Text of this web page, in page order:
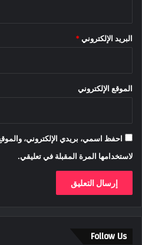
البريد الإلكتروني *
الموقع الإلكتروني
احفظ اسمي، بريدي الإلكتروني،
لاستخدامها المرة المقبلة في تعليقي.
Follow Us